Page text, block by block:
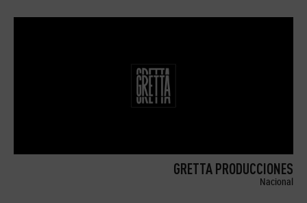
GRETTA PRODUCCIONES
Nacional